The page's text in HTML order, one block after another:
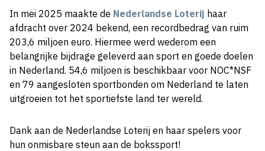
In mei 2025 maakte de Nederlandse Loterij haar
afdracht over 2024 bekend, een recordbedrag van ruim
203,6 miljoen euro. Hiermee werd wederom een
belangrijke bijdrage geleverd aan sport en goede doelen
in Nederland. 54,6 miljoen is beschikbaar voor NOC*NSF
en 79 aangesloten sportbonden om Nederland te laten
uitgroeien tot het sportiefste land ter wereld.
Dank aan de Nederlandse Loterij en haar spelers voor
hun onmisbare steun aan de bokssport!